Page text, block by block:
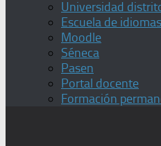
Universidad
Escuela de idiomas
Moodle
Séneca
Pasen
Portal docente
Formación